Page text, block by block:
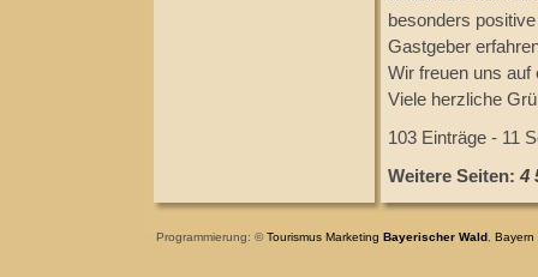
besonders
Gastgeber
Wir freuen uns auf
Viele herzliche
103 Einträge - 11
Weitere Seiten: 4
Programmierung: ©Tourismus Marketing Bayerischer Wald Bayern